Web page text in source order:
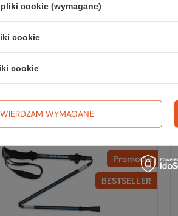
Fjord Nansen
Najniższa cena:199,99 zł -50%
Cena katalogowa: 159,99 zł
Promocja
BESTSELLER
cookie (wymagane)
cookie
cookie
WYMAGANE